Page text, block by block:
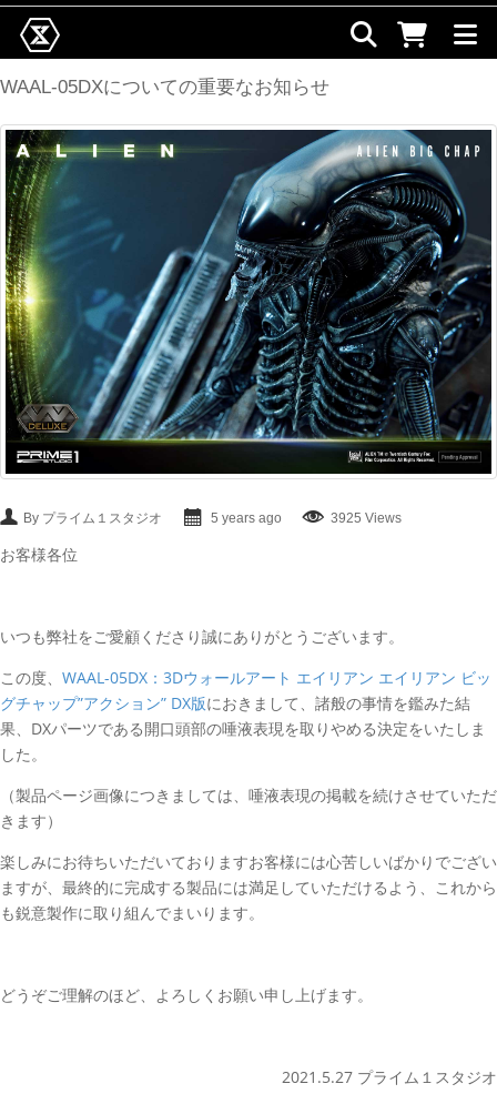
WAAL-05DXについての重要なお知らせ
By プライム１スタジオ 5 years ago 3925 Views
お客様各位
いつも弊社をご愛顧くださり誠にありがとうございます。
この度、 WAAL-05DX：3Dウォールアート エイリアン エイリアン ビッ
グチャップ”アクション” DX版におきまして、諸般の事情を鑑みた結
果、DXパーツである開口頭部の唾液表現を取りやめる決定をいたしま
した。
（製品ページ画像につきましては、唾液表現の掲載を続けさせていただ
きます）
楽しみにお待ちいただいておりますお客様には心苦しいばかりでござい
ますが、最終的に完成する製品には満足していただけるよう、これから
も鋭意製作に取り組んでまいります。
どうぞご理解のほど、よろしくお願い申し上げます。
2021.5.27 プライム１スタジオ